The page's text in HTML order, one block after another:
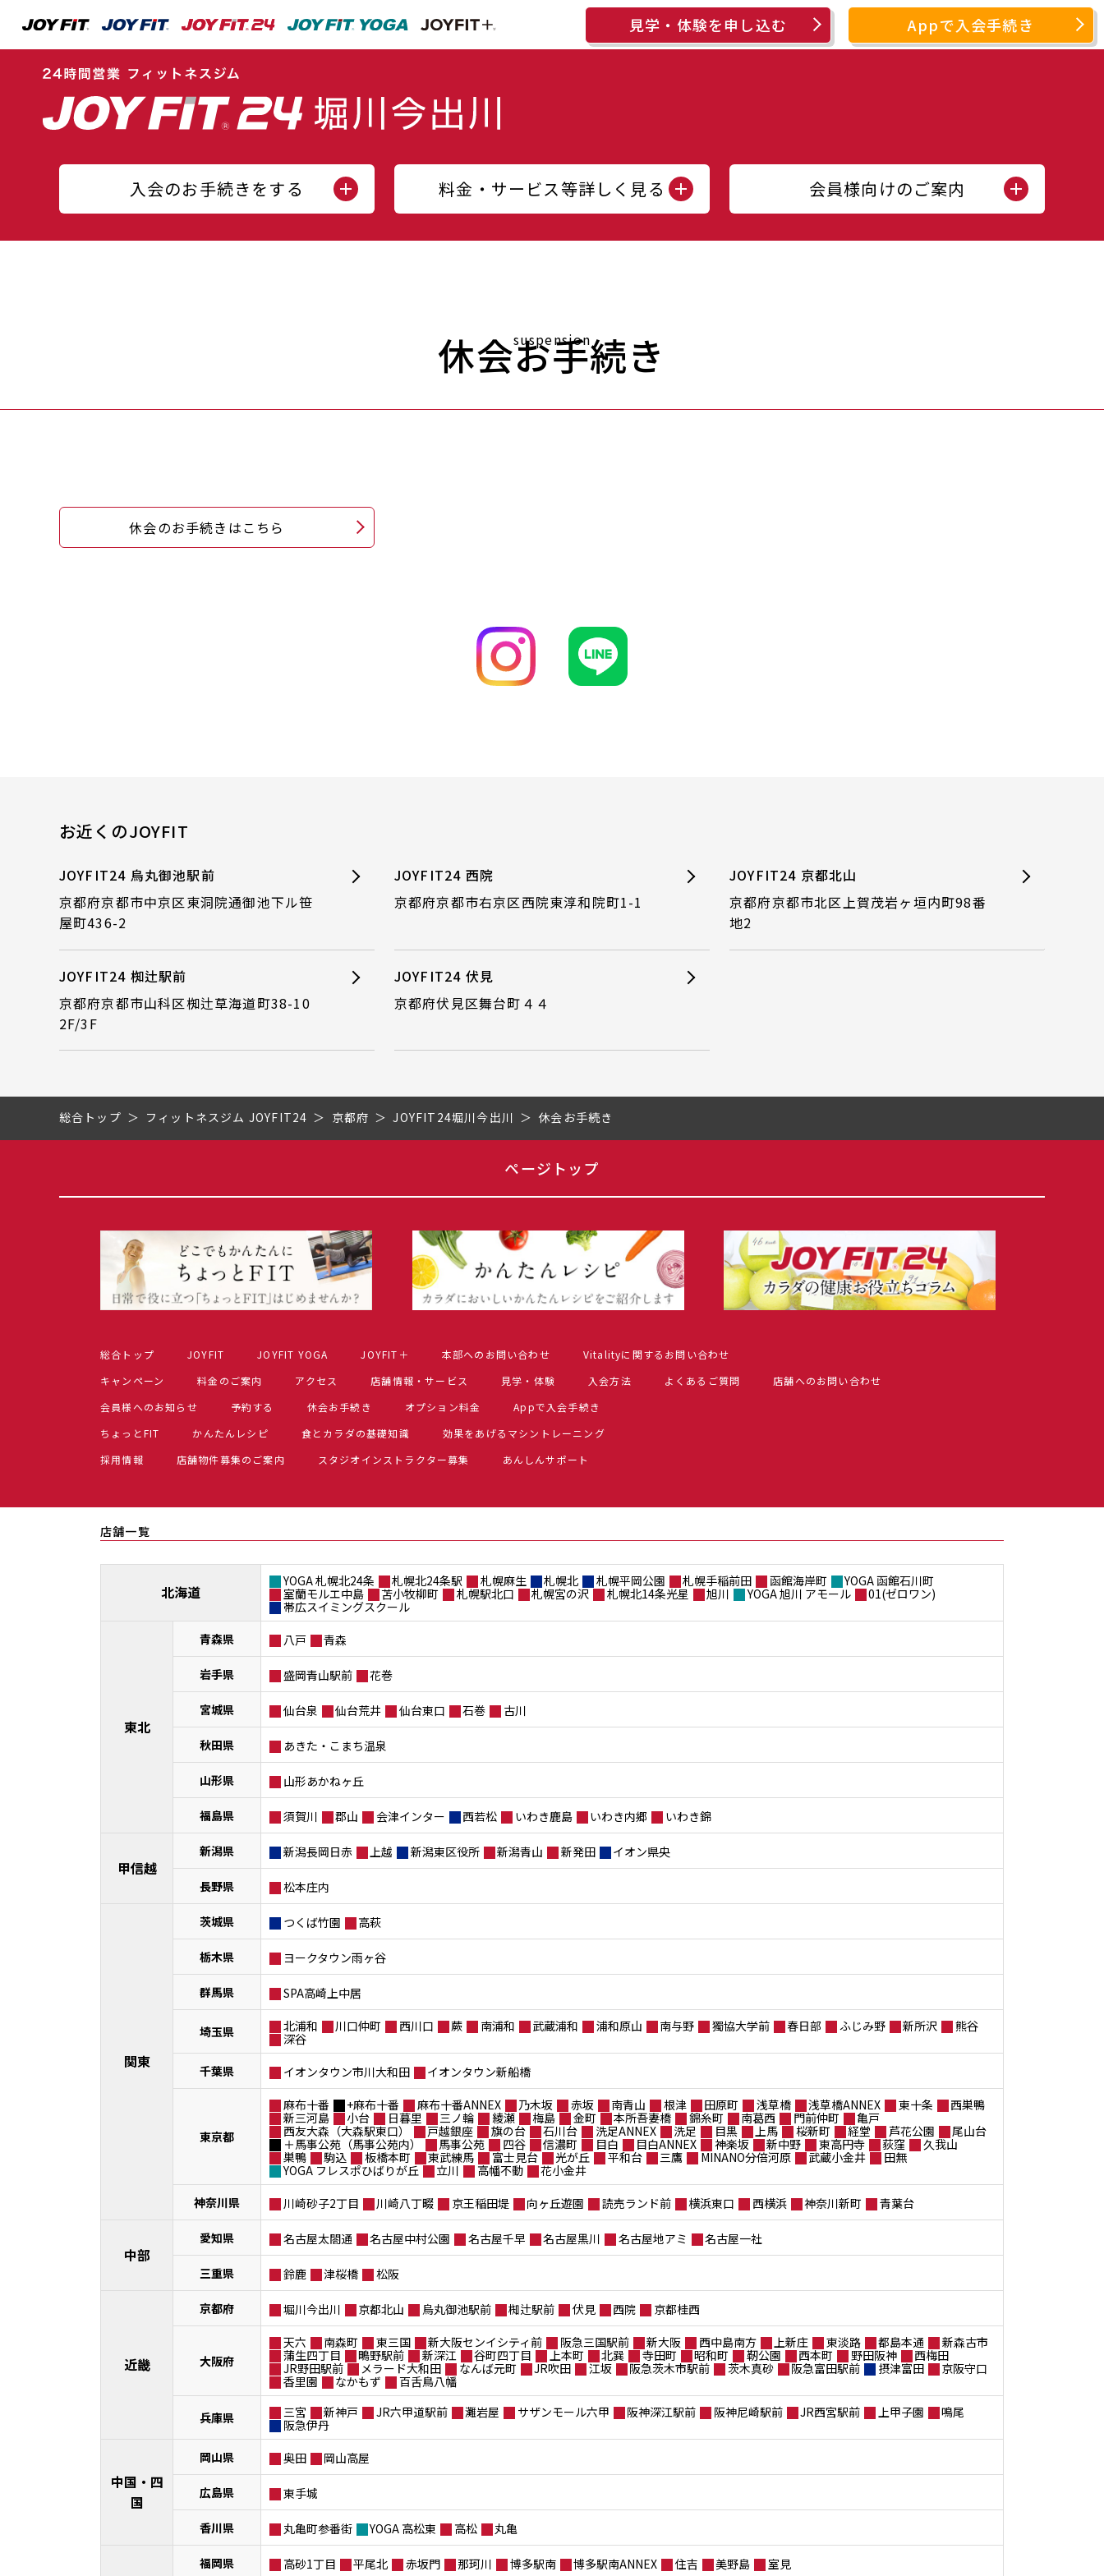
見学・体験を申し込む Appで入会手続き
入会のお手続きをする 料金・サービス等詳しく見る 会員様向けのご案内
suspension
休会お手続き
休会のお手続きはこちら
お近くのJOYFIT
JOYFIT24 烏丸御池駅前
京都府京都市中京区東洞院通御池下ル笹
屋町436-2
JOYFIT24 西院
京都府京都市右京区西院東淳和院町1-1
JOYFIT24 京都北山
京都府京都市北区上賀茂岩ヶ垣内町98番
地2
JOYFIT24 椥辻駅前
京都府京都市山科区椥辻草海道町38-10
2F/3F
JOYFIT24 伏見
京都府伏見区舞台町４４
総合トップ フィットネスジム JOYFIT24 京都府 JOYFIT24堀川今出川 休会お手続き
ページトップ
総合トップ JOYFIT JOYFIT YOGA JOYFIT＋ 本部へのお問い合わせ
Vitalityに関するお問い合わせ
キャンペーン
料金のご案内 アクセス 店舗情報・サービス 見学・体験 入会方法 よくあるご質問
店舗へのお問い合わせ
会員様へのお知らせ
予約する 休会お手続き オプション料金
Appで入会手続き
ちょっとFIT
かんたんレシピ 食とカラダの基礎知識
効果をあげるマシントレーニング
採用情報
店舗物件募集のご案内 スタジオインストラクター募集 あんしんサポート
店舗一覧
北海道
YOGA 札幌北24条 札幌北24条駅 札幌麻生 札幌北 札幌平岡公園 札幌手稲前田 函館海岸町
YOGA 函館石川町
室蘭モルエ中島
苫小牧柳町 札幌駅北口 札幌宮の沢 札幌北14条光星 旭川 YOGA 旭川 アモール
01(ゼロワン)
帯広スイミングスクール
東北
青森県 八戸 青森
岩手県 盛岡青山駅前 花巻
宮城県 仙台泉 仙台荒井 仙台東口 石巻 古川
秋田県 あきた・こまち温泉
山形県 山形あかねヶ丘
福島県 須賀川 郡山 会津インター 西若松 いわき鹿島 いわき内郷 いわき錦
甲信越
新潟県 新潟長岡日赤 上越 新潟東区役所 新潟青山 新発田 イオン県央
長野県 松本庄内
関東
茨城県 つくば竹園 高萩
栃木県 ヨークタウン雨ヶ谷
群馬県 SPA高崎上中居
埼玉県 北浦和 川口仲町 西川口 蕨 南浦和 武蔵浦和 浦和原山 南与野 獨協大学前 春日部 ふじみ野 新所沢
熊谷
深谷
千葉県
イオンタウン市川大和田 イオンタウン新船橋
東京都
麻布十番 +麻布十番 麻布十番ANNEX 乃木坂 赤坂 南青山 根津 田原町 浅草橋 浅草橋ANNEX 東十条
西巣鴨
新三河島
小台 日暮里 三ノ輪 綾瀬 梅島 金町 本所吾妻橋 錦糸町 南葛西 門前仲町
亀戸
西友大森（大森駅東口）
戸越銀座 旗の台 石川台 洗足ANNEX 洗足 目黒 上馬 桜新町 経堂 芦花公園
尾山台
＋馬事公苑（馬事公苑内）
馬事公苑 四谷 信濃町 目白 目白ANNEX 神楽坂 新中野 東高円寺 荻窪
久我山
巣鴨
駒込 板橋本町 東武練馬 富士見台 光が丘 平和台 三鷹 MINANO分倍河原 武蔵小金井
田無
YOGA フレスポひばりが丘
立川 高幡不動
花小金井
神奈川県
川崎砂子2丁目 川崎八丁畷 京王稲田堤 向ヶ丘遊園 読売ランド前 横浜東口 西横浜 神奈川新町 青葉台
中部
愛知県 名古屋太閤通 名古屋中村公園 名古屋千早 名古屋黒川 名古屋地アミ 名古屋一社
三重県 鈴鹿 津桜橋 松阪
近畿
京都府 堀川今出川 京都北山 烏丸御池駅前 椥辻駅前 伏見 西院 京都桂西
大阪府
天六 南森町 東三国 新大阪センイシティ前 阪急三国駅前 新大阪 西中島南方 上新庄 東淡路 都島本通
新森古市
蒲生四丁目
鴫野駅前 新深江 谷町四丁目 上本町 北巽 寺田町 昭和町 靭公園 西本町 野田阪神
西梅田
JR野田駅前
メラード大和田 なんば元町 JR吹田 江坂 阪急茨木市駅前 茨木真砂 阪急富田駅前 摂津富田
京阪守口
香里園
なかもず 百舌鳥八幡
兵庫県 三宮 新神戸 JR六甲道駅前 灘岩屋 サザンモール六甲 阪神深江駅前 阪神尼崎駅前 JR西宮駅前 上甲子園
鳴尾
阪急伊丹
中国・四
国
岡山県 奥田 岡山高屋
広島県 東手城
香川県 丸亀町参番街 YOGA 高松東 高松 丸亀
福岡県 高砂1丁目 平尾北 赤坂門 那珂川 博多駅南 博多駅南ANNEX 住吉 美野島 室見